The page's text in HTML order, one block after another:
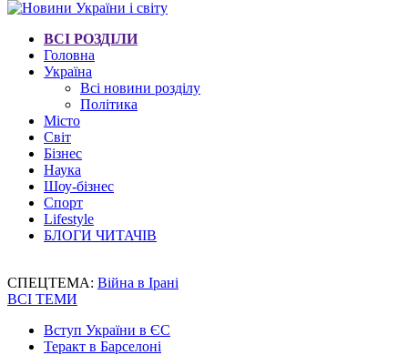
ВСІ РОЗДІЛИ
Головна
Україна
Всі новини розділу
Політика
Місто
Світ
Бізнес
Наука
Шоу-бізнес
Спорт
Lifestyle
БЛОГИ ЧИТАЧІВ
СПЕЦТЕМА: Війна в Ірані
ВСІ ТЕМИ
Вступ України в ЄС
Теракт в Барселоні